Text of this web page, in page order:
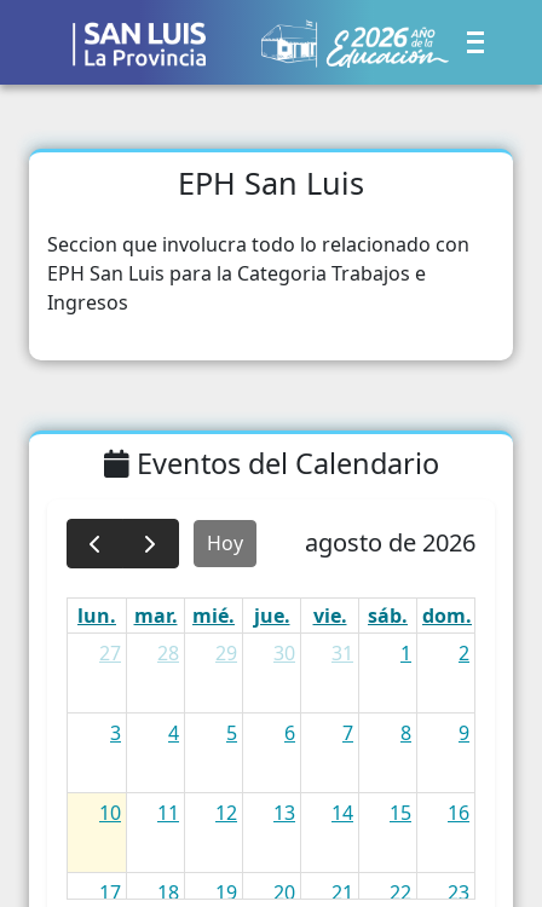
EPH San Luis
Seccion que involucra todo lo relacionado con
EPH San Luis para la Categoria Trabajos e
Ingresos
Eventos del Calendario
Hoy agosto de 2026
lun. mar. mié. jue. vie. sáb. dom.
27
28 29 30 31 1 2
3 4 5 6 7 8 9
10 11 12 13 14 15 16
17 18 19 20 21 22 23